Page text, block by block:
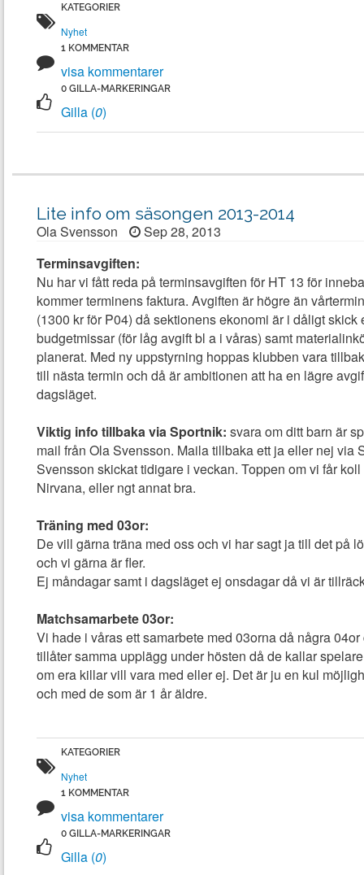
Nyhet
visa kommentarer
Gilla (0)
Lite info om säsongen 2013-2014
Ola Svensson
Sep 28, 2013
Terminsavgiften:
Nu har vi fått reda på terminsavgiften för HT 13 för
kommer terminens faktura. Avgiften är högre än
(1300 kr för P04) då sektionens ekonomi är i dåligt skick
budgetmissar (för låg avgift bl a i våras) samt
planerat. Med ny uppstyrning hoppas klubben vara
till nästa termin och då är ambitionen att ha en lägre
dagsläget.
Viktig info tillbaka via Sportnik: svara om ditt barn är
mail från Ola Svensson. Maila tillbaka ett ja eller nej via
Svensson skickat tidigare i veckan. Toppen om vi får
Nirvana, eller ngt annat bra.
Träning med 03or:
De vill gärna träna med oss och vi har sagt ja till det på
och vi gärna är fler.
Ej måndagar samt i dagsläget ej onsdagar då vi är
Matchsamarbete 03or:
Vi hade i våras ett samarbete med 03orna då några
tillåter samma upplägg under hösten då de kallar
om era killar vill vara med eller ej. Det är ju en kul
och med de som är 1 år äldre.
Nyhet
visa kommentarer
Gilla (0)